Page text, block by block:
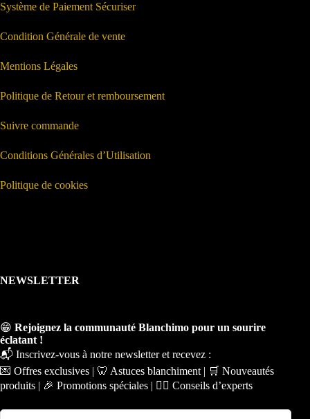
Système de Paiement Sécuriser
Condition Générale de vente
Mentions Légales
Politique de Retour et remboursement
Suivre commande
Conditions Générales d’Utilisation
Politique de cookies
NEWSLETTER
😁 Rejoignez la communauté Blanchimo pour un sourire
éclatant !
📬 Inscrivez-vous à notre newsletter et recevez :
💌 Offres exclusives | 🦷 Astuces blanchiment | 🛒 Nouveautés
produits | 🎉 Promotions spéciales | 🧑‍⚕️ Conseils d’experts